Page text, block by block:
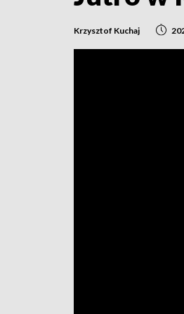
Krzysztof Kuchaj